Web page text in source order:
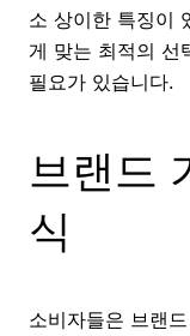
소 상이한 특징이
게 맞는 최적의 선
필요가 있습니다.
브랜드
식
소비자들은 브랜